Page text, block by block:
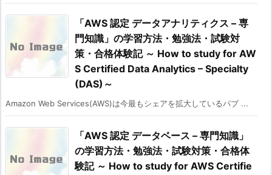
「AWS 認定 データアナリティクス – 専
門知識」の学習方法・勉強法・試験対
策・合格体験記 ～ How to study for AW
S Certified Data Analytics – Specialty
(DAS)～
Amazon Web Services(AWS)は今最もシェアを拡大しているパブ ...
「AWS 認定 データベース – 専門知識」
の学習方法・勉強法・試験対策・合格体
験記 ～ How to study for AWS Certifie